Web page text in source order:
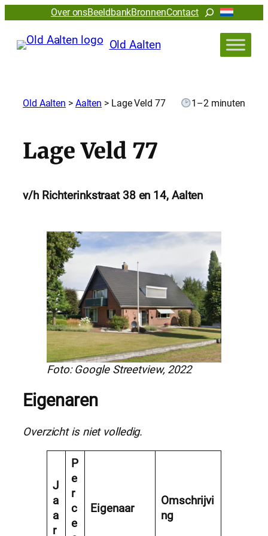
Over onsBeeldbankBronnenContactZoeken
Old Aalten
Old Aalten > Aalten > Lage Veld 77 1–2 minuten
Lage Veld 77
v/h Richterinkstraat 38 en 14, Aalten
Foto: Google Streetview, 2022
Eigenaren
Overzicht is niet volledig.
J
a
a
r
P
e
r
c
e
Eigenaar
Omschrijvi
ng